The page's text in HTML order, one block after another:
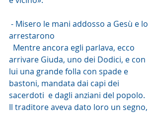
arrestarono
arrivare Giuda, uno dei Dodici, e con
lui una grande folla con spade e
bastoni, mandata dai capi dei
sacerdoti  e dagli anziani del popolo.
Il traditore aveva dato loro un segno,